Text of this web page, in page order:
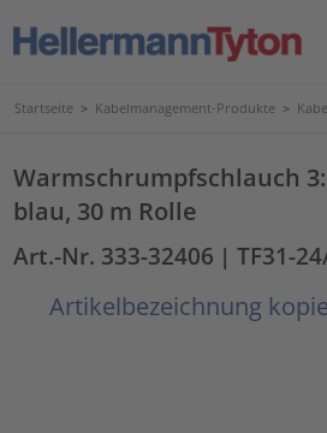
Startseite > Kabelmanagement-Produkte >
Warmschrumpfschlauch
blau, 30 m Rolle
Art.-Nr. 333-32406 | TF31-
Artikelbezeichnung